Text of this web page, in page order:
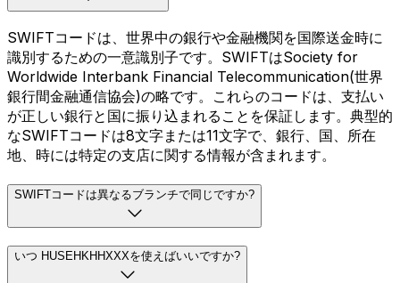
SWIFTコードは、世界中の銀行や金融機関を国際送金時に
識別するための一意識別子です。SWIFTはSociety for
Worldwide Interbank Financial Telecommunication(世界
銀行間金融通信協会)の略です。これらのコードは、支払い
が正しい銀行と国に振り込まれることを保証します。典型的
なSWIFTコードは8文字または11文字で、銀行、国、所在
地、時には特定の支店に関する情報が含まれます。
SWIFTコードは異なるブランチで同じですか?
いつ HUSEHKHHXXXを使えばいいですか?